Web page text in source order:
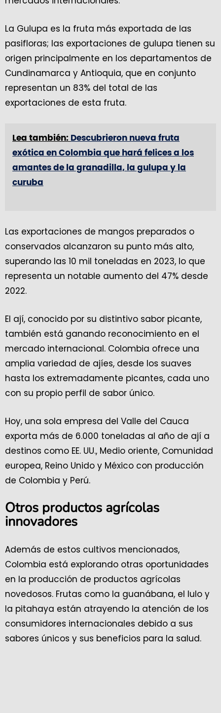
La Gulupa es la fruta más exportada de las
pasifloras; las exportaciones de gulupa tienen su
origen principalmente en los departamentos de
Cundinamarca y Antioquia, que en conjunto
representan un 83% del total de las
exportaciones de esta fruta.
Lea también: Descubrieron nueva fruta
exótica en Colombia que hará felices a los
amantes de la granadilla, la gulupa y la
curuba
Las exportaciones de mangos preparados o
conservados alcanzaron su punto más alto,
superando las 10 mil toneladas en 2023, lo que
representa un notable aumento del 47% desde
2022.
El ají, conocido por su distintivo sabor picante,
también está ganando reconocimiento en el
mercado internacional. Colombia ofrece una
amplia variedad de ajíes, desde los suaves
hasta los extremadamente picantes, cada uno
con su propio perfil de sabor único.
Hoy, una sola empresa del Valle del Cauca
exporta más de 6.000 toneladas al año de ají a
destinos como EE. UU., Medio oriente, Comunidad
europea, Reino Unido y México con producción
de Colombia y Perú.
Otros productos agrícolas
innovadores
Además de estos cultivos mencionados,
Colombia está explorando otras oportunidades
en la producción de productos agrícolas
novedosos. Frutas como la guanábana, el lulo y
la pitahaya están atrayendo la atención de los
consumidores internacionales debido a sus
sabores únicos y sus beneficios para la salud.